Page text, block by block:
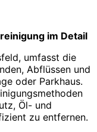
im Detail
umfasst die
Abflüssen und
oder Parkhaus.
Öl- und
zu entfernen.